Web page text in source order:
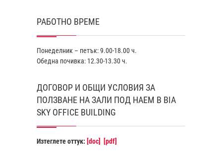
РАБОТНО ВРЕМЕ
Понеделник – петък: 9.00-18.00 ч.
Обедна почивка: 12.30-13.30 ч.
ДОГОВОР И ОБЩИ УСЛОВИЯ ЗА
ПОЛЗВАНЕ НА ЗАЛИ ПОД НАЕМ В BIA
SKY OFFICE BUILDING
Изтеглете оттук: [doc] [pdf]